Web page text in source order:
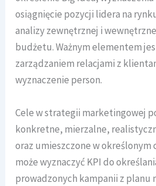
osiągnięcie pozycji lidera na
analizy zewnętrznej i
budżetu. Ważnym elementem
zarządzaniem relacjami z
wyznaczenie person.
Cele w strategii marketingowej
konkretne, mierzalne,
oraz umieszczone w określonym
może wyznaczyć KPI do
prowadzonych kampanii z planu